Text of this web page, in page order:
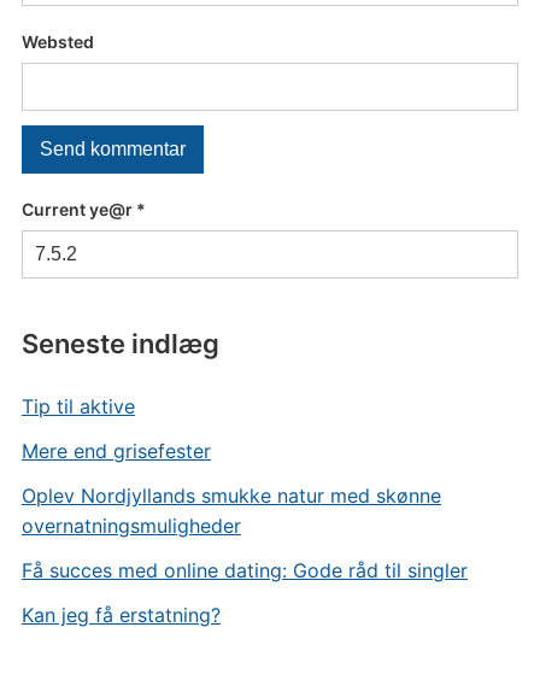
Seneste indlæg
Tip til aktive
Mere end grisefester
Oplev Nordjyllands smukke natur med skønne
overnatningsmuligheder
Få succes med online dating: Gode råd til singler
Kan jeg få erstatning?
Websted
Current ye@r *